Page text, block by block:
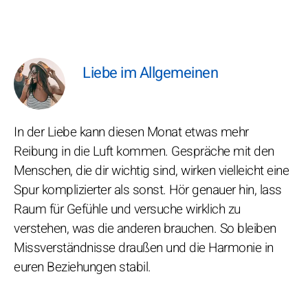
Liebe im Allgemeinen
In der Liebe kann diesen Monat etwas mehr
Reibung in die Luft kommen. Gespräche mit den
Menschen, die dir wichtig sind, wirken vielleicht eine
Spur komplizierter als sonst. Hör genauer hin, lass
Raum für Gefühle und versuche wirklich zu
verstehen, was die anderen brauchen. So bleiben
Missverständnisse draußen und die Harmonie in
euren Beziehungen stabil.